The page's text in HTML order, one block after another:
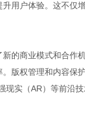
用户体验。这不仅
的商业模式和合作
版权管理和内容保
现实（AR）等前沿